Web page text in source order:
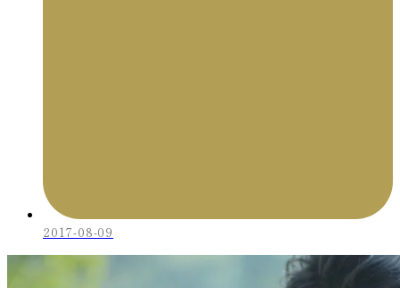
2017-08-09